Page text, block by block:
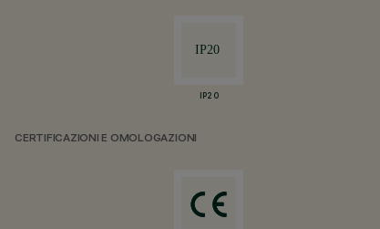
IP20
CERTIFICAZIONI E OMOLOGAZIONI